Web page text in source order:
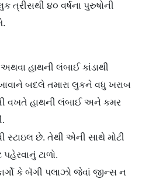
૪૦ વર્ષના પુરુષોની
હાથની લંબાઈ કાંડાથી
બદલે તમારા લુકને વધુ ખરાબ
વખતે હાથની લંબાઈ અને કમર
છે. તેથી એની સાથે મોટી
ટાળો.
કે બૅગી પલાઝો જેવાં જીન્સ ન